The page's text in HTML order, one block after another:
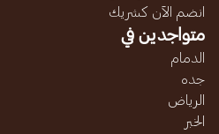
انضم الآن كشريك
متواجدين في
الدمام
جده
الرياض
الخبر